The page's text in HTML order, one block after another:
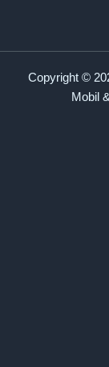
Copyright ©
Mobil